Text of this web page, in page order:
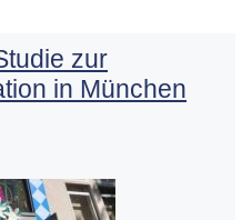
zur
in München